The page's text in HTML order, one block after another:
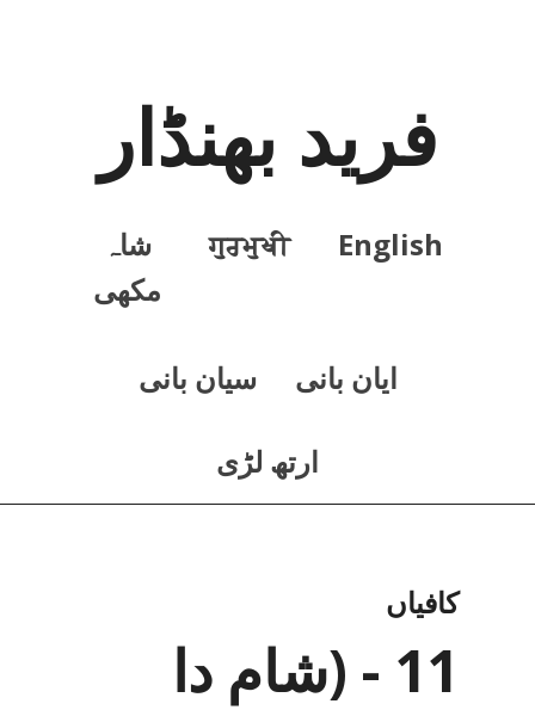
فرید بھنڈار
English
ਗੁਰਮੁਖੀ
شاہ
مکھی
ايان بانی سيان بانی
ارتھ لڑی
کافیاں
11 - (شام دا